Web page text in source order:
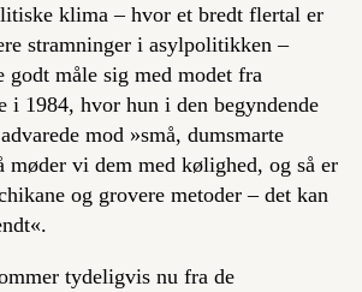
klima – hvor et bredt flertal er
stramninger i asylpolitikken –
godt måle sig med modet fra
i 1984, hvor hun i den begyndende
mod »små, dumsmarte
møder vi dem med kølighed, og så er
og grovere metoder – det kan
tydeligvis nu fra de